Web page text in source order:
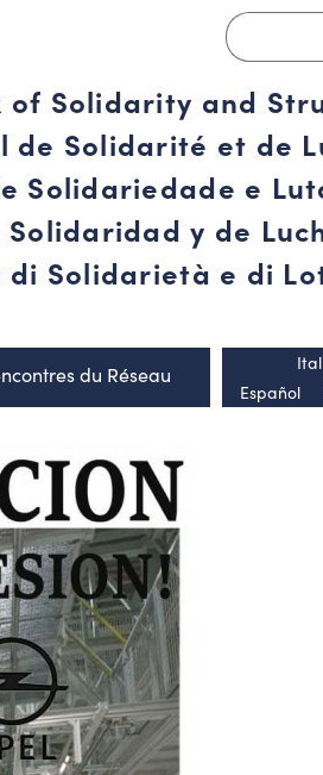
Solidarity and
de Solidarité et de
Solidariedade e
y de
di Solidarietà e di
du Réseau
Español